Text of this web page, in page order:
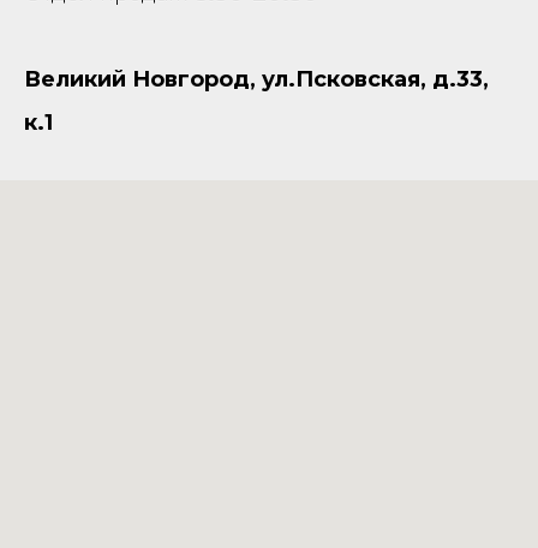
Великий Новгород, ул.Псковская, д.33,
к.1